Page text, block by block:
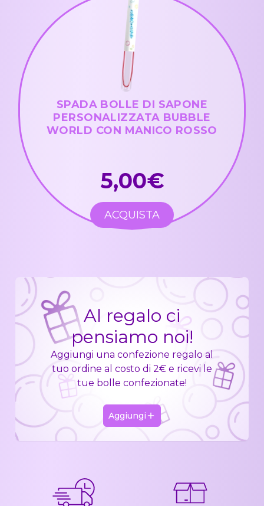
SPADA BOLLE DI SAPONE
PERSONALIZZATA BUBBLE
WORLD CON MANICO ROSSO
5,00€
ACQUISTA
Al regalo ci
pensiamo noi!
Aggiungi una confezione regalo al
tuo ordine al costo di 2€ e ricevi le
tue bolle confezionate!
Aggiungi